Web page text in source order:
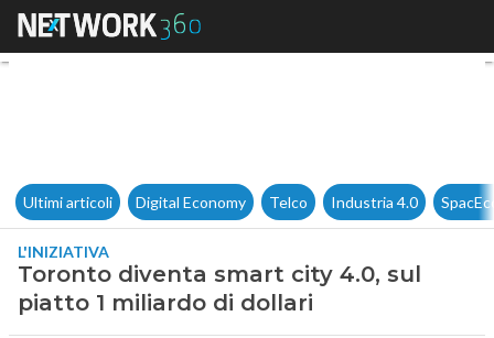
Toronto diventa smart city
Ultimi articoli Digital Economy Telco Industria 4.0
L'INIZIATIVA
Toronto diventa smart city 4.0, sul
piatto 1 miliardo di dollari